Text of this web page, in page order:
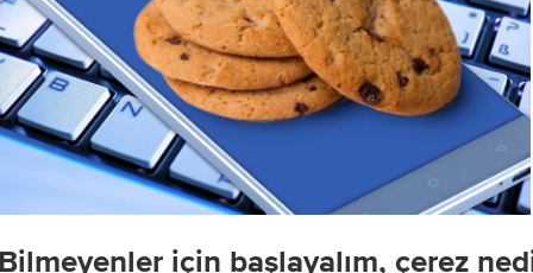
için başlayalım, çerez